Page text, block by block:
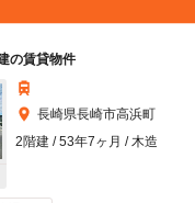
の賃貸物件
長崎県長崎市高浜町
2階建 / 53年7ヶ月 / 木造